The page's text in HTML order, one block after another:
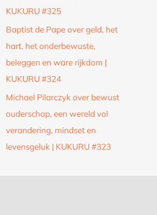
KUKURU #325
Baptist de Pape over geld, het
hart, het onderbewuste,
beleggen en ware rijkdom |
KUKURU #324
Michael Pilarczyk over bewust
ouderschap, een wereld vol
verandering, mindset en
levensgeluk | KUKURU #323